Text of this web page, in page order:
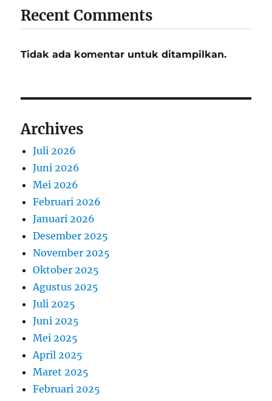
Recent Comments
Tidak ada komentar untuk ditampilkan.
Archives
Juli 2026
Juni 2026
Mei 2026
Februari 2026
Januari 2026
Desember 2025
November 2025
Oktober 2025
Agustus 2025
Juli 2025
Juni 2025
Mei 2025
April 2025
Maret 2025
Februari 2025